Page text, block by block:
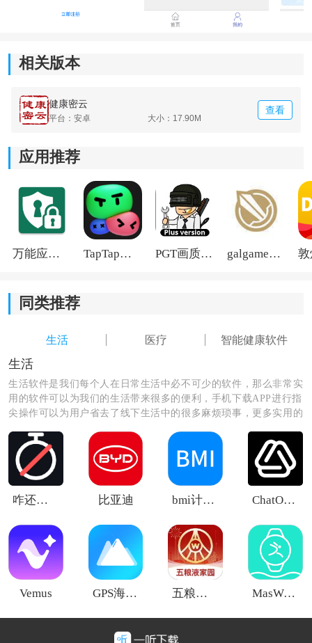
健康密云最新版亮点
1. 在线上预约挂号、查询诊间处方，还可以在线上建
档，非常的好用。
2. 功能非常齐全，最新版还会提供详细的医院介绍和其
他的便民服务。
时间了解当地的政策。
相关版本
健康密云
平台：安卓 大小：17.90M
查看
应用推荐
万能应用隐藏 TapTap国际版2026 PGT画质助手旧版 galgame游戏盒子2026
同类推荐
生活 医疗 智能健康软件
生活
生活软件是我们每个人在日常生活中必不可少的软件，那么非常实
用的软件可以为我们的生活带来很多的便利，手机下载APP进行指
尖操作可以为用户省去了线下生活中的很多麻烦琐事，更多实用的
咋还在刷 比亚迪 bmi计算器公式 ChatOn安卓版
Vemus GPS海拔测量仪 五粮液家园 MasWear